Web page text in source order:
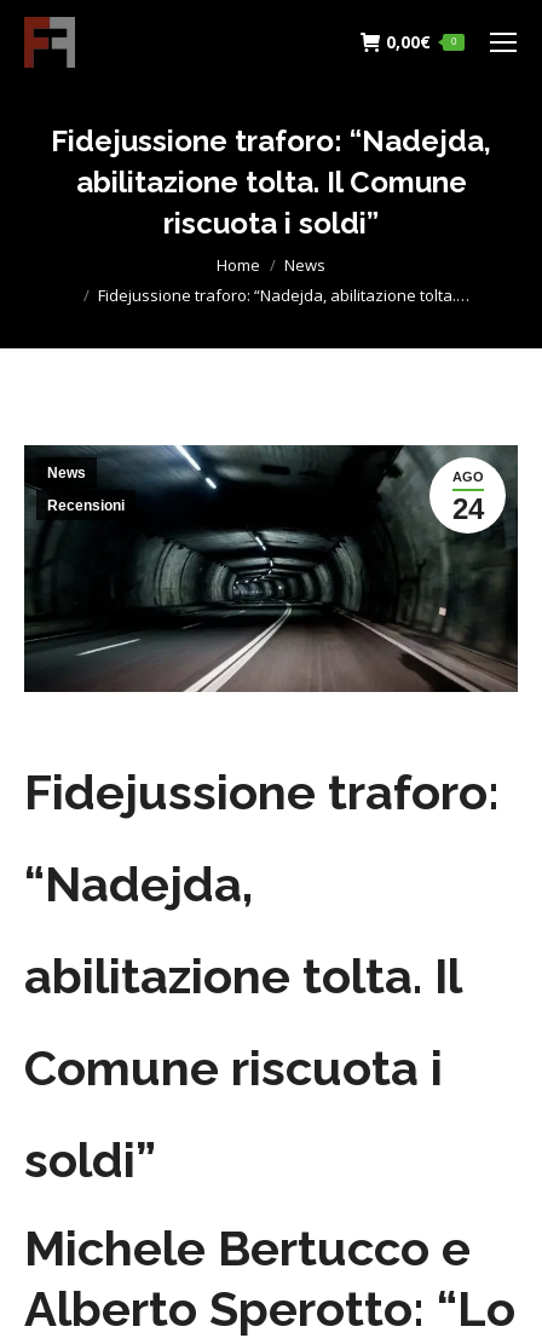
0,00€ 0
Fidejussione traforo: “Nadejda,
abilitazione tolta. Il Comune
riscuota i soldi”
Home
News
Fidejussione traforo: “Nadejda, abilitazione tolta.…
AGO
24
News
Recensioni
Fidejussione traforo:
“Nadejda,
abilitazione tolta. Il
Comune riscuota i
soldi”
Michele Bertucco e
Alberto Sperotto: “Lo